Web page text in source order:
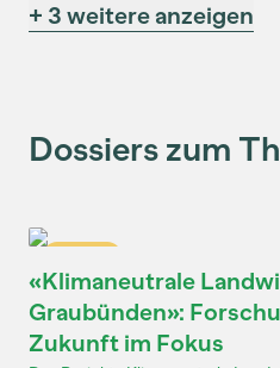
+ 3 weitere anzeigen
Dossiers zum
«Klimaneutrale
Graubünden»:
Zukunft im Fokus